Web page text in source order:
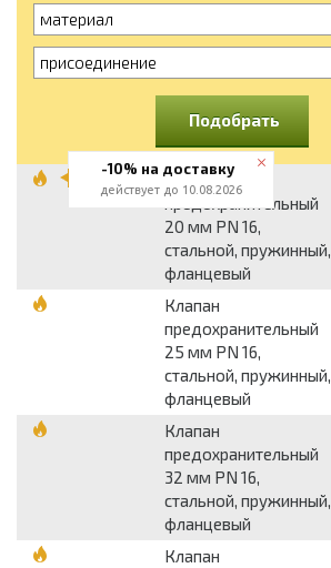
материал
присоединение
Подобрать
Клапан
предохранительный
20 мм PN 16,
стальной, пружинный,
фланцевый
Клапан
предохранительный
25 мм PN 16,
стальной, пружинный,
фланцевый
Клапан
предохранительный
32 мм PN 16,
стальной, пружинный,
фланцевый
Клапан
-10% на доставку
действует до 10.08.2026